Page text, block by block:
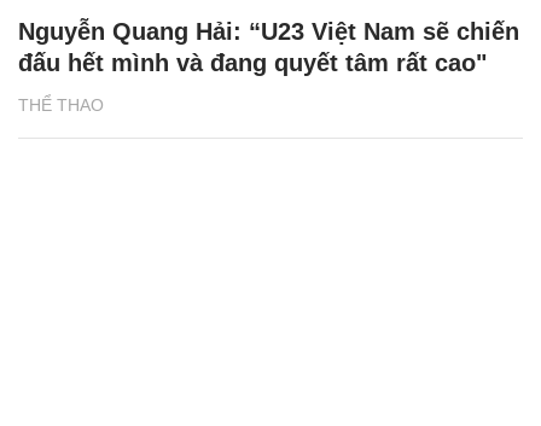
THỂ THAO
Nguyễn Quang Hải: “U23 Việt Nam sẽ chiến
đấu hết mình và đang quyết tâm rất cao"